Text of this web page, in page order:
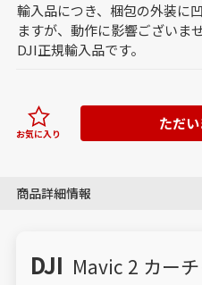
輸入品につき、梱包の外装に
ますが、動作に影響ございま
DJI正規輸入品です。
ただい
お気に入り
商品詳細情報
DJI Mavic 2 カー